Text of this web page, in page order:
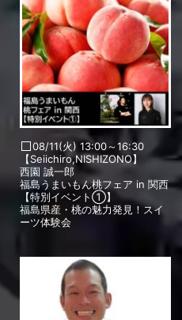
08/11(火) 13:00～16:30
【Seiichiro,NISHIZONO】
西園 誠一郎
福島うまいもん桃フェア in 関西
【特別イベント①】
福島県産・桃の魅力発見！スイ
ーツ体験会